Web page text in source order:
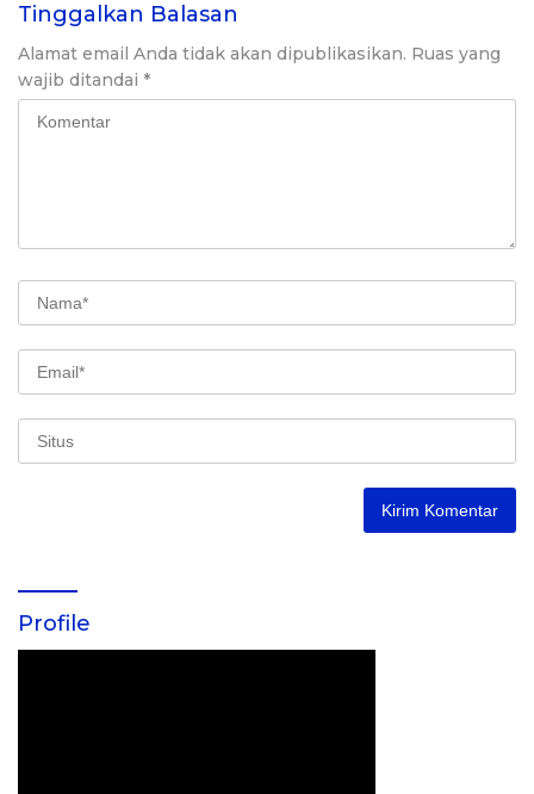
Tinggalkan Balasan
Alamat email Anda tidak akan dipublikasikan. Ruas yang
wajib ditandai *
Profile